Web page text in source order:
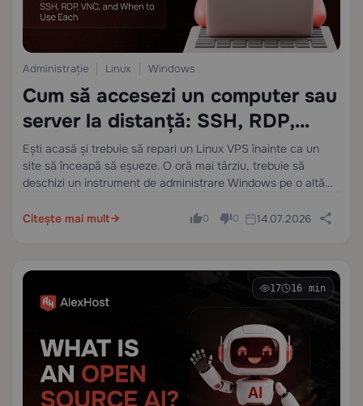
Administrație Linux Windows
Cum să accesezi un computer sau
server la distanță: SSH, RDP,
VNC și când să folosești fiecare
Ești acasă și trebuie să repari un Linux VPS înainte ca un
site să înceapă să eșueze. O oră mai târziu, trebuie să
deschizi un instrument de administrare Windows pe o altă
Citește mai mult
0 0 14.07.2026
17 16 min